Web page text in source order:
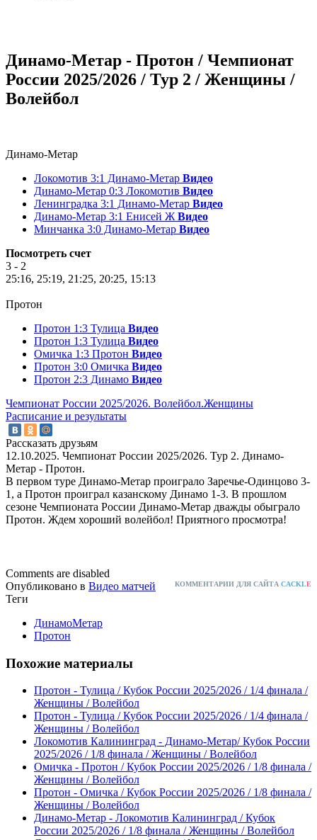
Динамо-Метар - Протон / Чемпионат
России 2025/2026 / Тур 2 / Женщины /
Волейбол
Динамо-Метар
Локомотив 3:1 Динамо-Метар Видео
Динамо-Метар 0:3 Локомотив Видео
Ленинградка 3:1 Динамо-Метар Видео
Динамо-Метар 3:1 Енисей Ж Видео
Минчанка 3:0 Динамо-Метар Видео
Посмотреть счет
3 - 2
25:16, 25:19, 21:25, 20:25, 15:13
Протон
Протон 1:3 Тулица Видео
Протон 1:3 Тулица Видео
Омичка 1:3 Протон Видео
Протон 3:0 Омичка Видео
Протон 2:3 Динамо Видео
Чемпионат России 2025/2026. Волейбол.Женщины
Расписание и результаты
Рассказать друзьям
12.10.2025. Чемпионат России 2025/2026. Тур 2. Динамо-
Метар - Протон.
В первом туре Динамо-Метар проиграло Заречье-Одинцово 3-
1, а Протон проиграл казанскому Динамо 1-3. В прошлом
сезоне Чемпионата России Динамо-Метар дважды обыграло
Протон. Ждем хороший волейбол! Приятного просмотра!
Comments are disabled
КОММЕНТАРИИ ДЛЯ САЙТА CACKLE
Опубликовано в Видео матчей
Теги
ДинамоМетар
Протон
Похожие материалы
Протон - Тулица / Кубок России 2025/2026 / 1/4 финала /
Женщины / Волейбол
Протон - Тулица / Кубок России 2025/2026 / 1/4 финала /
Женщины / Волейбол
Локомотив Калининград - Динамо-Метар/ Кубок России
2025/2026 / 1/8 финала / Женщины / Волейбол
Омичка - Протон / Кубок России 2025/2026 / 1/8 финала /
Женщины / Волейбол
Протон - Омичка / Кубок России 2025/2026 / 1/8 финала /
Женщины / Волейбол
Динамо-Метар - Локомотив Калининград / Кубок
России 2025/2026 / 1/8 финала / Женщины / Волейбол